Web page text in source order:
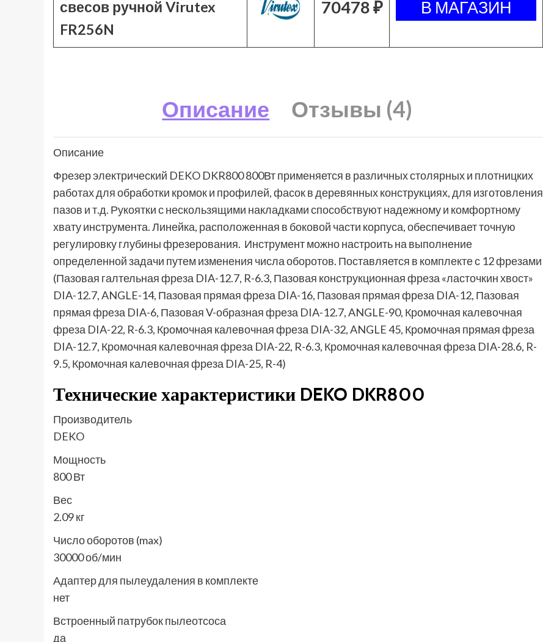
свесов ручной Virutex
FR256N
70478 ₽
Описание Отзывы (4)
Описание
Фрезер электрический DEKO DKR800 800Вт применяется в различных столярных и плотницких
работах для обработки кромок и профилей, фасок в деревянных конструкциях, для изготовления
пазов и т.д. Рукоятки с нескользящими накладками способствуют надежному и комфортному
хвату инструмента. Линейка, расположенная в боковой части корпуса, обеспечивает точную
регулировку глубины фрезерования. Инструмент можно настроить на выполнение
определенной задачи путем изменения числа оборотов. Поставляется в комплекте с 12 фрезами
(Пазовая галтельная фреза DIA-12.7, R-6.3, Пазовая конструкционная фреза «ласточкин хвост»
DIA-12.7, ANGLE-14, Пазовая прямая фреза DIA-16, Пазовая прямая фреза DIA-12, Пазовая
прямая фреза DIA-6, Пазовая V-образная фреза DIA-12.7, ANGLE-90, Кромочная калевочная
фреза DIA-22, R-6.3, Кромочная калевочная фреза DIA-32, ANGLE 45, Кромочная прямая фреза
DIA-12.7, Кромочная калевочная фреза DIA-22, R-6.3, Кромочная калевочная фреза DIA-28.6, R-
9.5, Кромочная калевочная фреза DIA-25, R-4)
Технические характеристики DEKO DKR800
Производитель
DEKO
Мощность
800 Вт
Вес
2.09 кг
Число оборотов (max)
30000 об/мин
Адаптер для пылеудаления в комплекте
нет
Встроенный патрубок пылеотсоса
да